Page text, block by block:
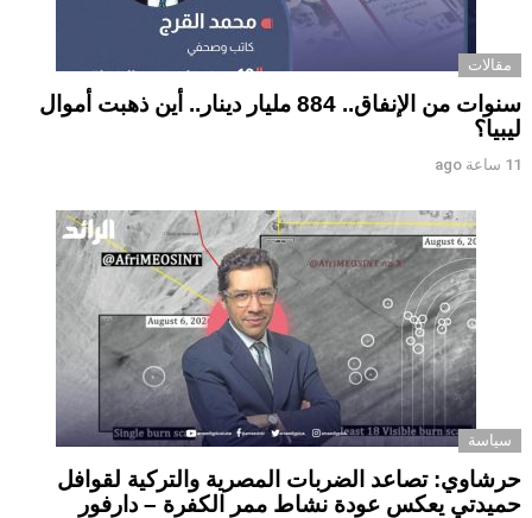
مقالات
سنوات من الإنفاق.. 884 مليار دينار.. أين ذهبت أموال
ليبيا؟
11 ساعة ago
سياسة
حرشاوي: تصاعد الضربات المصرية والتركية لقوافل
حميدتي يعكس عودة نشاط ممر الكفرة – دارفور